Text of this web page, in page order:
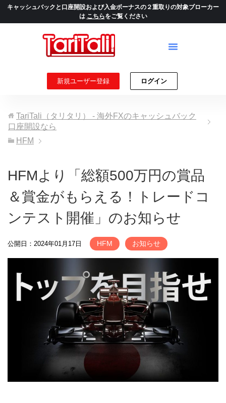
キャッシュバックと口座開設および入金ボーナスの２重取りの対象ブローカー
は こちらをご覧ください
新規ユーザー登録 ログイン
TariTali（タリタリ） - 海外FXのキャッシュバック
口座開設なら
HFM
HFMより「総額500万円の賞品
＆賞金がもらえる！トレードコ
ンテスト開催」のお知らせ
公開日：2024年01月17日 HFM お知らせ